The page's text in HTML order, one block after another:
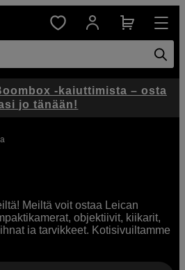
Meiltä voit ostaa Leican
objektiivit, kiikarit,
ja tarvikkeet. Kotisivuiltamme
tuotteita.
-kaiuttimista – osta
jo tänään!